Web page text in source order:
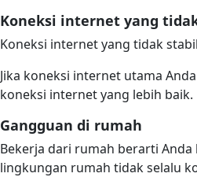
Koneksi internet yang
Koneksi internet yang tidak
Jika koneksi internet utama
koneksi internet yang lebih baik.
Gangguan di rumah
Bekerja dari rumah berarti
lingkungan rumah tidak selalu